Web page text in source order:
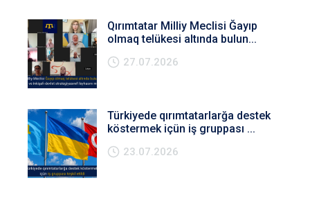
Qırımtatar Milliy Meclisi Ğayıp
olmaq telükesi altında bulun...
27.07.2026
Türkiyede qırımtatarlarğa destek
köstermek içün iş gruppası ...
23.07.2026